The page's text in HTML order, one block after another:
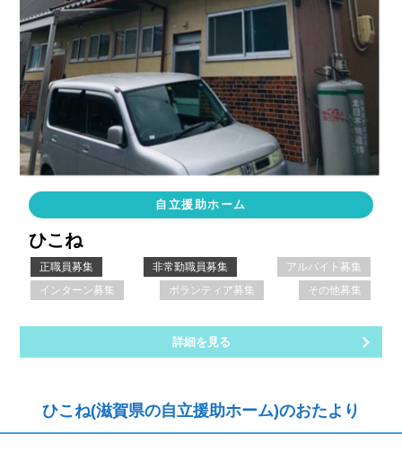
自立援助ホーム
ひこね
正職員募集 非常勤職員募集
アルバイト募集
インターン募集
ボランティア募集 その他募集
詳細を見る
ひこね(滋賀県の自立援助ホーム)のおたより